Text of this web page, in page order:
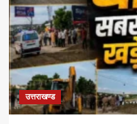
उत्तराखण्ड